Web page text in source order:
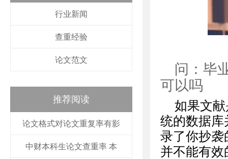
行业新闻
查重经验
论文范文
推荐阅读
论文格式对论文重复率有影
中财本科生论文查重率 本
问：毕
可以吗
如果文
统的数据库
录了你抄袭
并不能有